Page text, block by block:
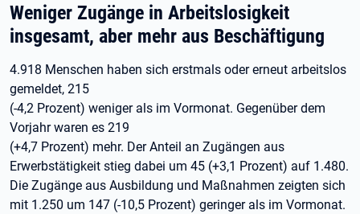
Weniger Zugänge in Arbeitslosigkeit
insgesamt, aber mehr aus Beschäftigung
4.918 Menschen haben sich erstmals oder erneut arbeitslos
gemeldet, 215
(-4,2 Prozent) weniger als im Vormonat. Gegenüber dem
Vorjahr waren es 219
(+4,7 Prozent) mehr. Der Anteil an Zugängen aus
Erwerbstätigkeit stieg dabei um 45 (+3,1 Prozent) auf 1.480.
Die Zugänge aus Ausbildung und Maßnahmen zeigten sich
mit 1.250 um 147 (-10,5 Prozent) geringer als im Vormonat.